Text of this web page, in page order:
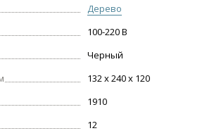
Дерево
100-220 В
Черный
132 х 240 х 120
1910
12